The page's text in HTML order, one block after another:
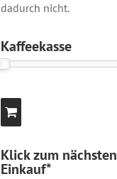
dadurch nicht.
Kaffeekasse
Klick zum nächsten
Einkauf*